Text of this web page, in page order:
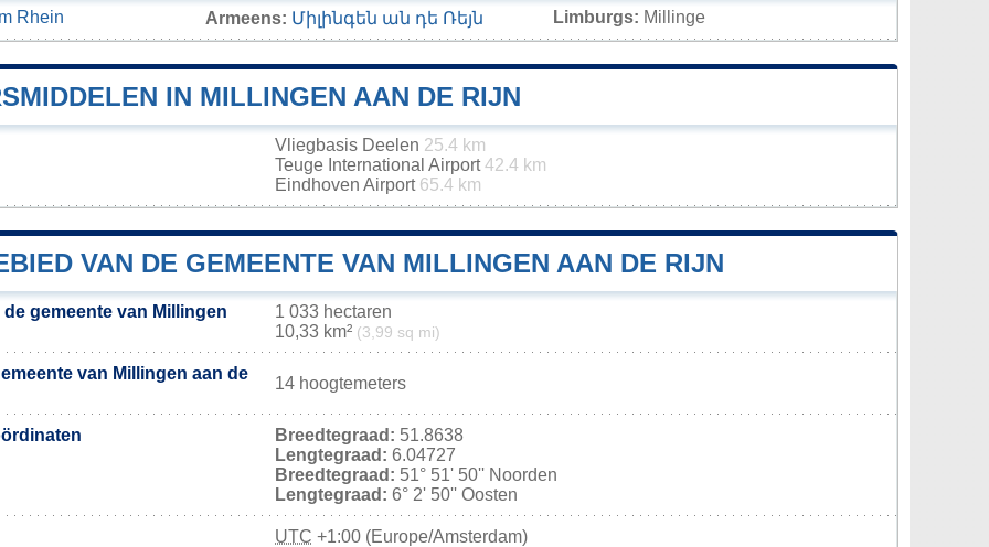
Rhein Armeens: Միլինգեն ան դե Ռեյն Limburgs: Millinge
IN MILLINGEN AAN DE RIJN
Vliegbasis Deelen 25.4 km
Teuge International Airport42.4 km
Eindhoven Airport 65.4 km
VAN DE GEMEENTE VAN MILLINGEN AAN DE RIJN
gemeente van Millingen
1 033 hectaren
10,33 km² (3,99 sq mi)
van Millingen aan de
14 hoogtemeters
Breedtegraad: 51.8638
Lengtegraad: 6.04727
Breedtegraad: 51° 51' 50'' Noorden
Lengtegraad: 6° 2' 50'' Oosten
UTC +1:00 (Europe/Amsterdam)